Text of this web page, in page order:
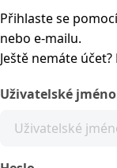
Přihlaste se
nebo e-mailu.
Ještě nemáte
Uživatelské jméno